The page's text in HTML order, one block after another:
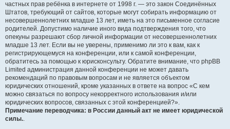
частных прав ребёнка в интернете от 1998 г. — это закон Соединённых
Штатов, требующий от сайтов, которые могут собирать информацию от
несовершеннолетних младше 13 лет, иметь на это письменное согласие
родителей. Допустимо наличие иного вида подтверждения того, что
опекуны разрешают сбор личной информации от несовершеннолетних
младше 13 лет. Если вы не уверены, применимо ли это к вам, как к
регистрирующемуся на конференции, или к самой конференции,
обратитесь за помощью к юрисконсульту. Обратите внимание, что phpBB
Limited администрация данной конференции не может давать
рекомендаций по правовым вопросам и не является объектом
юридических отношений, кроме указанных в ответе на вопрос «С кем
можно связаться по вопросу некорректного использования и/или
юридических вопросов, связанных с этой конференцией?».
Примечание переводчика: в России данный акт не имеет юридической
силы..